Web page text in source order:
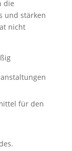
die
und stärken
nicht
für den